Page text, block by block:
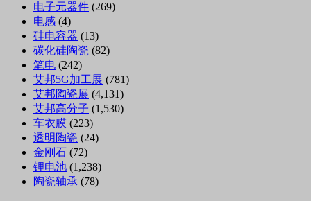
电子元器件 (269)
电感 (4)
硅电容器 (13)
碳化硅陶瓷 (82)
笔电 (242)
艾邦5G加工展 (781)
艾邦陶瓷展 (4,131)
艾邦高分子 (1,530)
车衣膜 (223)
透明陶瓷 (24)
金刚石 (72)
锂电池 (1,238)
陶瓷轴承 (78)